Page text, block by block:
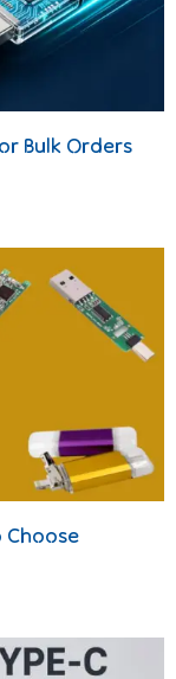
Bulk Orders
Choose